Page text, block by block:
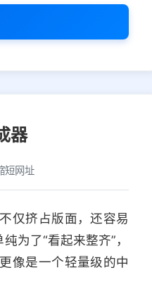
其他
器
短网址
仅挤占版面，还容易
为了“看起来整齐”，
像是一个轻量级的中